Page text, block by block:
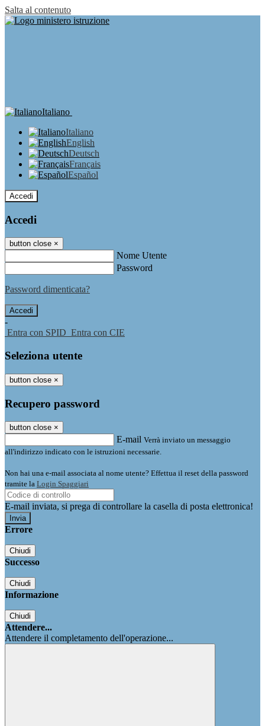
Salta al contenuto
Italiano
Italiano
English
Deutsch
Français
Español
Accedi
Accedi
button close ×
Nome Utente
Password
Password dimenticata?
-
Entra con SPID Entra con CIE
Seleziona utente
button close ×
Recupero password
button close ×
E-mail Verrà inviato un messaggio
all'indirizzo indicato con le istruzioni necessarie.
Non hai una e-mail associata al nome utente? Effettua il reset della password
tramite la Login Spaggiari
E-mail inviata, si prega di controllare la casella di posta elettronica!
Errore
Chiudi
Successo
Chiudi
Informazione
Chiudi
Attendere...
Attendere il completamento dell'operazione...